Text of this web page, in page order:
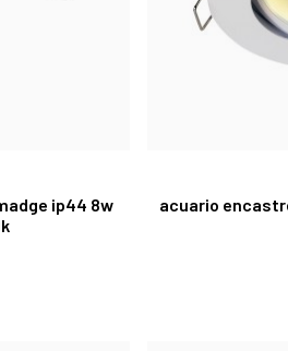
ip44 8w
acuario